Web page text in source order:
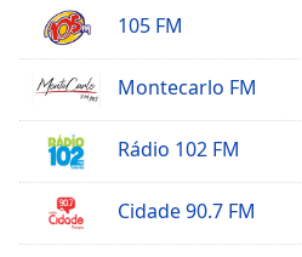
105 FM
Montecarlo FM
Rádio 102 FM
Cidade 90.7 FM